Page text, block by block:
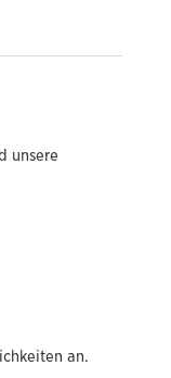
unsere
an.